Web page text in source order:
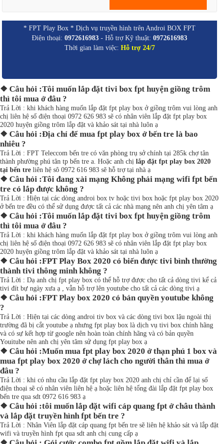
* FPT Play Box * Dịch vụ truyền hình trên Androi BOX FPT
Điện thoại: 0972616983 - Hỗ trợ Kỹ thuật: 0972616983
Thời gian làm việc: Hỗ trợ 24/7
❖ Câu hỏi :Tôi muốn lắp đặt tivi box fpt huyện giồng trôm
thì tôi mua ở đâu ?
Trả Lời : khi khách hàng muốn lắp đặt fpt play box ở giồng trôm vui lòng anh
chị liên hệ số điện thoại 0972 626 983 sẽ có nhân viên lắp đặt fpt play box
2020 huyện giồng trôm lắp đặt và khảo sát tại nhà luôn ạ
❖ Câu hỏi :Địa chỉ để mua fpt play box ở bến tre là bao
nhiêu ?
Trả Lời : FPT Teleccom bến tre có văn phòng trụ sở chính tại 285k chợ tân
thành phường phú tân tp bến tre a. Hoặc anh chị lắp đặt fpt play box 2020
tại bến tre liên hệ sô 0972 616 983 sẽ hỗ trợ tại nhà ạ
❖ Câu hỏi :Tôi đang xài mạng Không phải mạng wifi fpt bến
tre có lắp được không ?
Trả Lời : Hiện tại các dòng androi box tv hoặc tivi box hoặc fpt play box 2020
ở bến tre đều có thể sử dụng được tất cả các nhà mạng nên anh chị yên tâm ạ
❖ Câu hỏi :Tôi muốn lắp đặt tivi box fpt huyện giồng trôm
thì tôi mua ở đâu ?
Trả Lời : khi khách hàng muốn lắp đặt fpt play box ở giồng trôm vui lòng anh
chị liên hệ số điện thoại 0972 626 983 sẽ có nhân viên lắp đặt fpt play box
2020 huyện giồng trôm lắp đặt và khảo sát tại nhà luôn ạ
❖ Câu hỏi :FPT Play Box 2020 có biến được tivi bình thường
thành tivi thông minh không ?
Trả Lời : Dạ anh chị fpt play box có thể hỗ trợ được cho tất cả dòng tivi kể cả
tivi đít bự ngày xưa ạ , vẫn hỗ trợ lên youtube cho tất cả các dòng tivi ạ
❖ Câu hỏi :FPT Play box 2020 có bản quyền youtube không
?
Trả Lời : Hiện tại các dòng androi tiv box và các dòng tivi box lậu ngoài thị
trường đã bị cắt youtube ạ nhưng fpt play box là dịch vụ tivi box chính hãng
và có sự kết hợp từ google nên hoàn toàn chính hãng và có bản quyền
Youitube nên anh chị yên tâm sử dụng fpt play box ạ
❖ Câu hỏi :Muốn mua fpt play box 2020 ở thạn phú 1 box và
mua fpt play box 2020 ở chợ lách cho người thân thì mua ở
đâu ?
Trả Lời : khi có nhu cầu lắp đặt fpt play box 2020 anh chị chỉ cần để lại số
điện thoại sẽ có nhân viên liên hệ ạ hoặc liên hệ tổng đài lắp đặt fpt play box
bến tre qua sdt 0972 616 983 ạ
❖ Câu hỏi :tôi muốn lắp đặt wifi cáp quang fpt ở châu thành
và lắp đặt truyền hình fpt bến tre ?
Trả Lời : Nhân Viên lắp đặt cáp quang fpt bến tre sẽ liên hệ khảo sát và lắp đặt
wifi và truyền hình fpt qua sdt anh chị cung cấp ạ